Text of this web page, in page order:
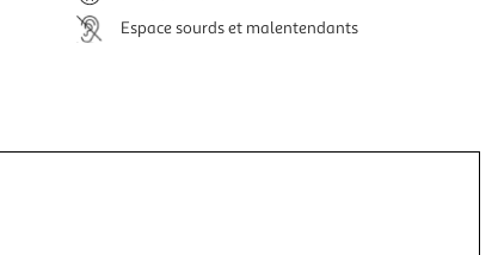
Espace sourds et malentendants